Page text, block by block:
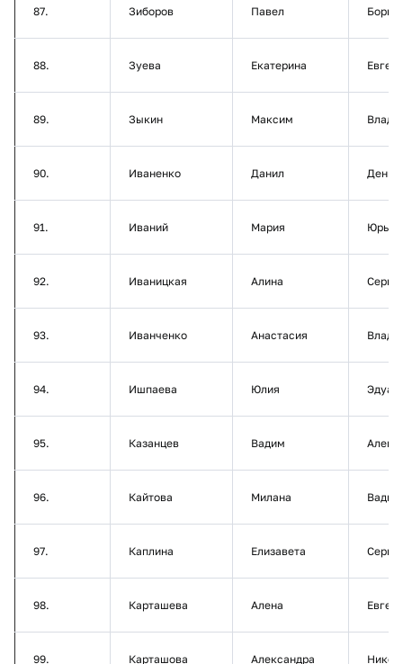
87. Зиборов Павел
88. Зуева Екатерина
89. Зыкин Максим
90. Иваненко Данил
91. Иваний Мария
92. Иваницкая Алина
93. Иванченко Анастасия
94. Ишпаева Юлия
95. Казанцев Вадим
96. Кайтова Милана
97. Каплина Елизавета
98. Карташева Алена
99. Карташова Александра